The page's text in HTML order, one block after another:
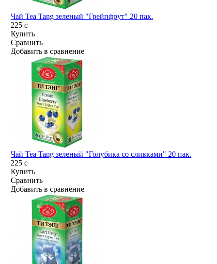
Чай Tea Tang зеленый "Грейпфрут" 20 пак.
225c
Купить
Сравнить
Добавить в сравнение
Чай Tea Tang зеленый "Голубика со сливками" 20 пак.
225c
Купить
Сравнить
Добавить в сравнение